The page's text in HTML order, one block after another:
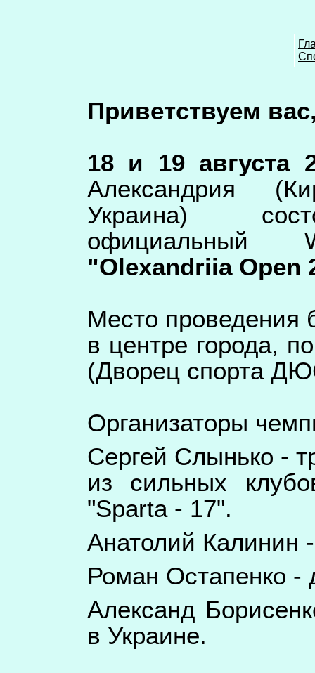
Приветствуем
18 и 19 августа
Александрия
Украина)
официальный
"Olexandriia Open
Место
в центре города,
(Дворец спорта
Организаторы
Сергей Слынько -
из сильных
"Sparta - 17".
Анатолий Калинин
Роман Остапенко -
Александ
в Украине.